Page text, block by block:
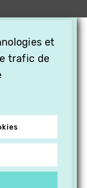
et
trafic de
EN
VOS
!